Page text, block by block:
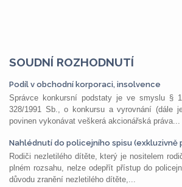
SOUDNÍ ROZHODNUTÍ
Podíl v obchodní korporaci, insolvence
Správce konkursní podstaty je ve smyslu §
328/1991 Sb., o konkursu a vyrovnání (dále
povinen vykonávat veškerá akcionářská práva...
Nahlédnutí do policejního spisu
Rodiči nezletilého dítěte, který je nositelem
plném rozsahu, nelze odepřít přístup do
důvodu zranění nezletilého dítěte,...